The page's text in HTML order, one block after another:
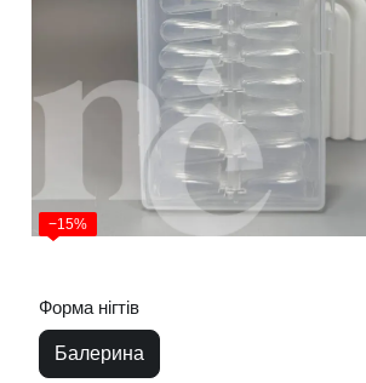
−15%
Форма нігтів
Балерина